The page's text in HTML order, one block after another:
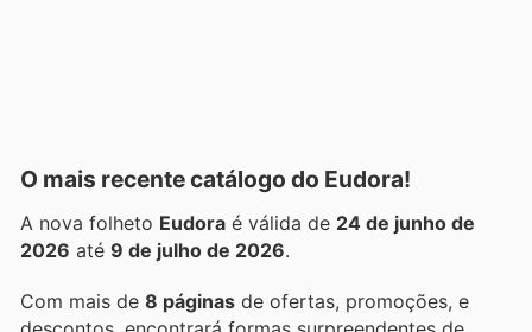
O mais recente catálogo do Eudora!
A nova folheto Eudora é válida de 24 de junho de
2026 até 9 de julho de 2026.
Com mais de 8 páginas de ofertas, promoções, e